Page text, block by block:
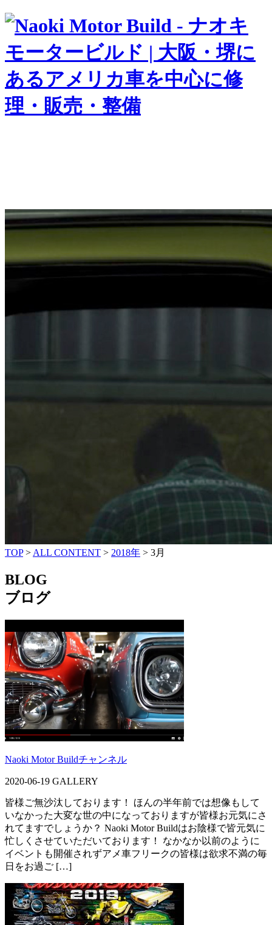
TOP> ALL CONTENT > 2018年 > 3月
BLOG
ブログ
Naoki Motor Buildチャンネル
2020-06-19 GALLERY
皆様ご無沙汰しております！ ほんの半年前では想像もして
いなかった大変な世の中になっておりますが皆様お元気にさ
れてますでしょうか？ Naoki Motor Buildはお陰様で皆元気に
忙しくさせていただいております！ なかなか以前のように
イベントも開催されずアメ車フリークの皆様は欲求不満の毎
日をお過ご […]